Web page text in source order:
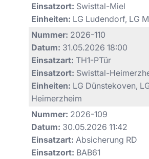
Einsatzort: Swisttal-Miel
Einheiten: LG Ludendorf, LG
Nummer: 2026-110
Datum: 31.05.2026 18:00
Einsatzart: TH1-PTür
Einsatzort: Swisttal-
Einheiten: LG Dünstekoven,
Heimerzheim
Nummer: 2026-109
Datum: 30.05.2026 11:42
Einsatzart: Absicherung RD
Einsatzort: BAB61